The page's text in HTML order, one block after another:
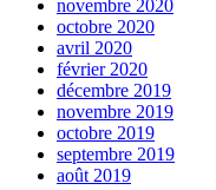
novembre 2020
octobre 2020
avril 2020
février 2020
décembre 2019
novembre 2019
octobre 2019
septembre 2019
août 2019